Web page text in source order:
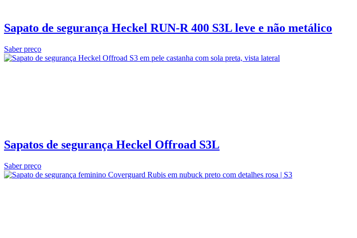
Sapato de segurança Heckel RUN-R 400 S3L leve e não metálico
Saber preço
Sapatos de segurança Heckel Offroad S3L
Saber preço